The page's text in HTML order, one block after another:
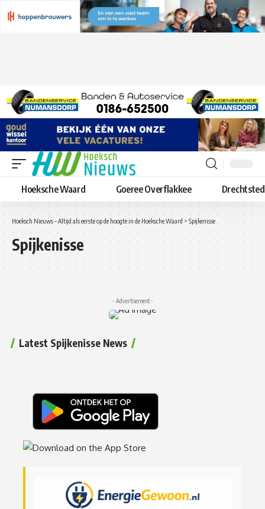
Hoeksche Waard Goeree Overflakkee
Hoeksch Nieuws – Altijd als eerste op de hoogte in de Hoeksche Waard > Spijkenisse
Spijkenisse
- Advertisement -
Latest Spijkenisse News